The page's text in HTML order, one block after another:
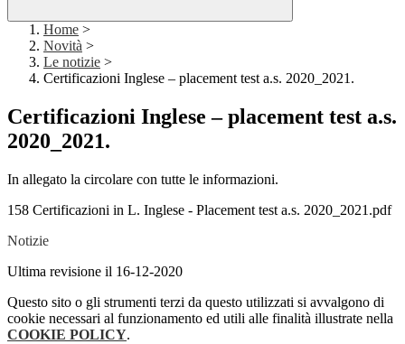
Home >
Novità >
Le notizie >
Certificazioni Inglese – placement test a.s. 2020_2021.
Certificazioni Inglese – placement test a.s.
2020_2021.
In allegato la circolare con tutte le informazioni.
158 Certificazioni in L. Inglese - Placement test a.s. 2020_2021.pdf
Notizie
Ultima revisione il 16-12-2020
Questo sito o gli strumenti terzi da questo utilizzati si avvalgono di
cookie necessari al funzionamento ed utili alle finalità illustrate nella
COOKIE POLICY.